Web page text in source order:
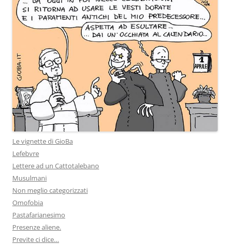
Le vignette di GioBa
Lefebvre
Lettere ad un Cattotalebano
Musulmani
Non meglio categorizzati
Omofobia
Pastafarianesimo
Presenze aliene.
Previte ci dice…